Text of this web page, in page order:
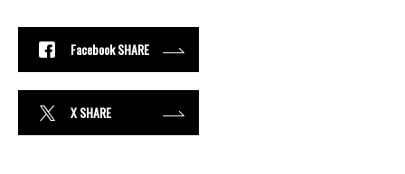
Facebook SHARE
X SHARE